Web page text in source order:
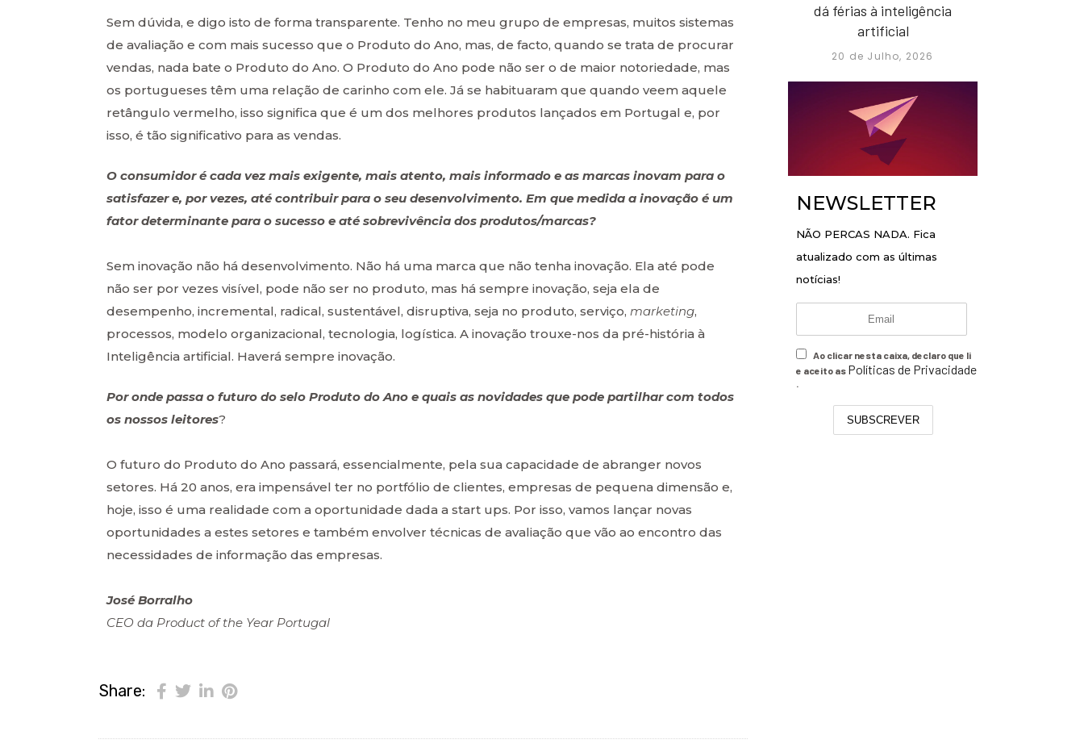
Sem dúvida, e digo isto de forma transparente. Tenho no meu grupo de empresas, muitos sistemas
de avaliação e com mais sucesso que o Produto do Ano, mas, de facto, quando se trata de procurar
vendas, nada bate o Produto do Ano. O Produto do Ano pode não ser o de maior notoriedade, mas
os portugueses têm uma relação de carinho com ele. Já se habituaram que quando veem aquele
retângulo vermelho, isso significa que é um dos melhores produtos lançados em Portugal e, por
isso, é tão significativo para as vendas.
O consumidor é cada vez mais exigente, mais atento, mais informado e as marcas inovam para o
satisfazer e, por vezes, até contribuir para o seu desenvolvimento. Em que medida a inovação é um
fator determinante para o sucesso e até sobrevivência dos produtos/marcas?
Sem inovação não há desenvolvimento. Não há uma marca que não tenha inovação. Ela até pode
não ser por vezes visível, pode não ser no produto, mas há sempre inovação, seja ela de
desempenho, incremental, radical, sustentável, disruptiva, seja no produto, serviço, marketing,
processos, modelo organizacional, tecnologia, logística. A inovação trouxe-nos da pré-história à
Inteligência artificial. Haverá sempre inovação.
Por onde passa o futuro do selo Produto do Ano e quais as novidades que pode partilhar com todos
os nossos leitores?
O futuro do Produto do Ano passará, essencialmente, pela sua capacidade de abranger novos
setores. Há 20 anos, era impensável ter no portfólio de clientes, empresas de pequena dimensão e,
hoje, isso é uma realidade com a oportunidade dada a start ups. Por isso, vamos lançar novas
oportunidades a estes setores e também envolver técnicas de avaliação que vão ao encontro das
necessidades de informação das empresas.
José Borralho
CEO da Product of the Year Portugal
Share:
dá férias à inteligência
artificial
20 de Julho, 2026
NEWSLETTER
NÃO PERCAS NADA. Fica
atualizado com as últimas
notícias!
Ao clicar nesta caixa, declaro que li
e aceito as Políticas de Privacidade
.
SUBSCREVER